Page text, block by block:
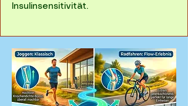
Insulinsensitivität.